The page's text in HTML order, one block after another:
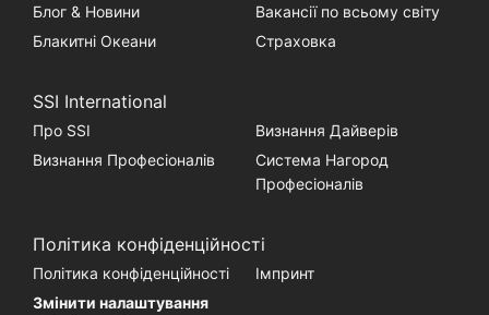
Блог & Новини
Вакансії по всьому світу
Блакитні Океани
Страховка
SSI International
Про SSI
Визнання Дайверів
Визнання Професіоналів
Система Нагород
Професіоналів
Політика конфіденційності
Політика конфіденційності
Імпринт
Змінити налаштування